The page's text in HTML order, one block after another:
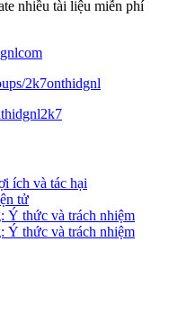
nhiều tài liệu miễn phí
2k7onthidgnl
ích và tác hại
tử
Ý thức và trách nhiệm
Ý thức và trách nhiệm